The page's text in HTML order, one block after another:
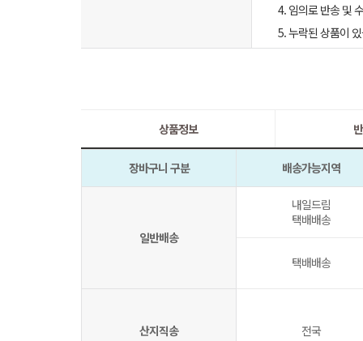
4. 임의로 반송 및
5. 누락된 상품이
상품정보
장바구니 구분 배송가능지역
일반배송
내일드림
택배배송
택배배송
산지직송 전국